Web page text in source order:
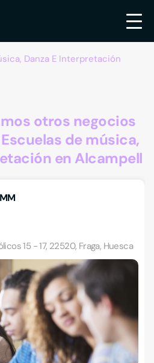
Danza E Interpretación
otros negocios
de música,
en Alcampell
15 - 17, 22520, Fraga, Huesca